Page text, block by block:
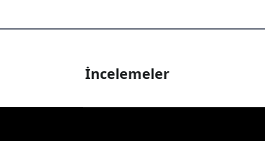
İncelemeler